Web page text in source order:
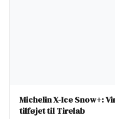
Michelin X-Ice Snow+:
tilføjet til Tirelab